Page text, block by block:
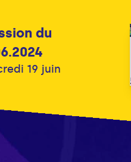
du
19 juin